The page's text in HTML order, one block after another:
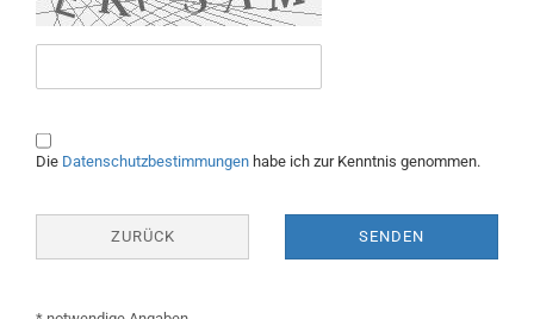
DATENSCHUTZBESTIMMUNGEN
Die Datenschutzbestimmungen habe ich zur Kenntnis genommen.
ZURÜCK SENDEN